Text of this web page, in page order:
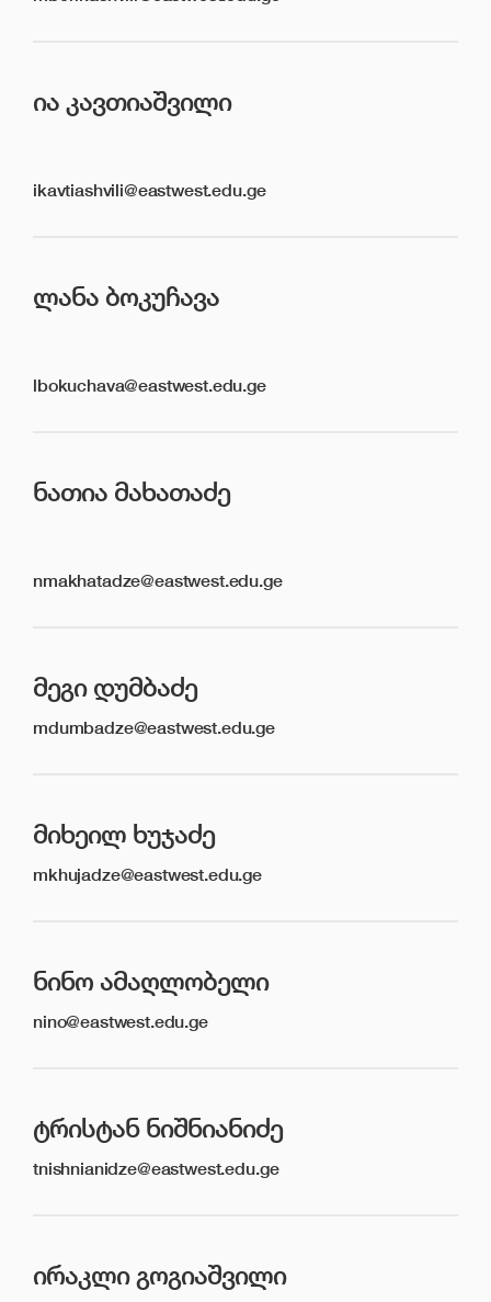
ᲘᲐ ᲙᲐᲕᲗᲘᲐᲨᲕᲘᲚᲘ
ikavtiashvili@eastwest.edu.ge
ᲚᲐᲜᲐ ᲑᲝᲙᲣᲩᲐᲕᲐ
lbokuchava@eastwest.edu.ge
ᲜᲐᲗᲘᲐ ᲛᲐᲮᲐᲗᲐᲫᲔ
nmakhatadze@eastwest.edu.ge
ᲛᲔᲒᲘ ᲓᲣᲛᲑᲐᲫᲔ
mdumbadze@eastwest.edu.ge
ᲛᲘᲮᲔᲘᲚ ᲮᲣᲯᲐᲫᲔ
mkhujadze@eastwest.edu.ge
ᲜᲘᲜᲝ ᲐᲛᲐᲦᲚᲝᲑᲔᲚᲘ
nino@eastwest.edu.ge
ᲢᲠᲘᲡᲢᲐᲜ ᲜᲘᲨᲜᲘᲐᲜᲘᲫᲔ
tnishnianidze@eastwest.edu.ge
ᲘᲠᲐᲙᲚᲘ ᲒᲝᲒᲘᲐᲨᲕᲘᲚᲘ